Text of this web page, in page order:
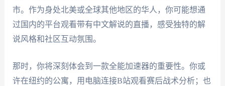
市。作为身处北美或全球其他地区的华人，你可能想通
过国内的平台观看带有中文解说的直播，感受独特的解
说风格和社区互动氛围。
那时，你将深刻体会到一款全能加速器的重要性。你或
许在纽约的公寓，用电脑连接B站观看赛后战术分析；也